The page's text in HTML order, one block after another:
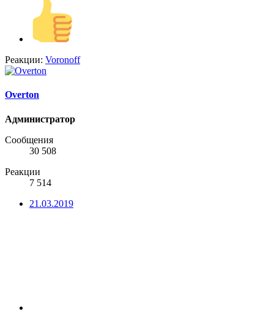
Реакции: Voronoff
Overton
Администратор
Сообщения
30 508
Реакции
7 514
21.03.2019